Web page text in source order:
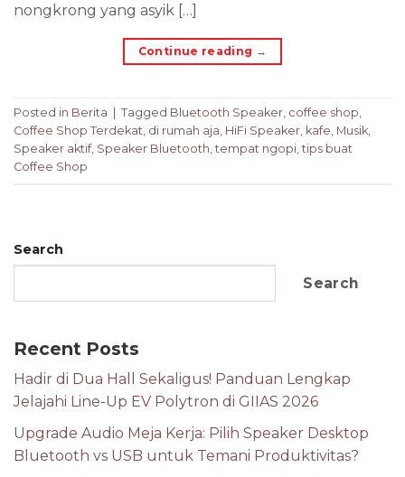
nongkrong yang asyik […]
Continue reading →
Posted in Berita Tagged Bluetooth Speaker, coffee shop,
Coffee Shop Terdekat, di rumah aja, HiFi Speaker, kafe, Musik,
Speaker aktif, Speaker Bluetooth, tempat ngopi, tips buat
Coffee Shop
Search
Search
Recent Posts
Hadir di Dua Hall Sekaligus! Panduan Lengkap
Jelajahi Line-Up EV Polytron di GIIAS 2026
Upgrade Audio Meja Kerja: Pilih Speaker Desktop
Bluetooth vs USB untuk Temani Produktivitas?